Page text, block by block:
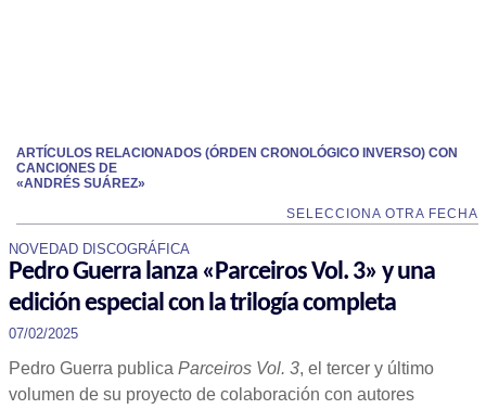
ARTÍCULOS RELACIONADOS (ÓRDEN CRONOLÓGICO INVERSO) CON
CANCIONES DE
«ANDRÉS SUÁREZ»
SELECCIONA OTRA FECHA
NOVEDAD DISCOGRÁFICA
Pedro Guerra lanza «Parceiros Vol. 3» y una
edición especial con la trilogía completa
07/02/2025
Pedro Guerra publica Parceiros Vol. 3, el tercer y último
volumen de su proyecto de colaboración con autores